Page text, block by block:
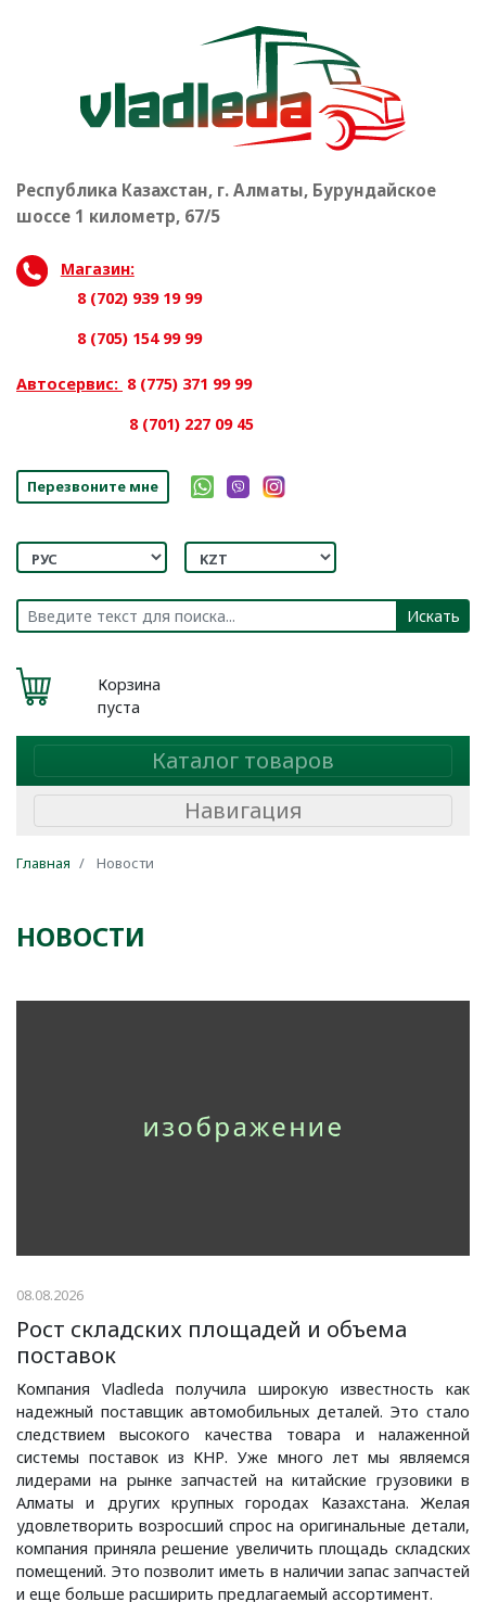
Республика Казахстан, г. Алматы, Бурундайское
шоссе 1 километр, 67/5
Магазин:
8 (702) 939 19 99
8 (705) 154 99 99
Автосервис: 8 (775) 371 99 99
8 (701) 227 09 45
Перезвоните мне
Искать
Корзина
пуста
Каталог товаров
Навигация
Главная Новости
НОВОСТИ
08.08.2026
Рост складских площадей и объема
поставок
Компания Vladleda получила широкую известность как
надежный поставщик автомобильных деталей. Это стало
следствием высокого качества товара и налаженной
системы поставок из КНР. Уже много лет мы являемся
лидерами на рынке запчастей на китайские грузовики в
Алматы и других крупных городах Казахстана. Желая
удовлетворить возросший спрос на оригинальные детали,
компания приняла решение увеличить площадь складских
помещений. Это позволит иметь в наличии запас запчастей
и еще больше расширить предлагаемый ассортимент.